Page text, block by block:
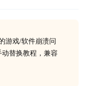
游戏/软件崩溃问
替换教程，兼容